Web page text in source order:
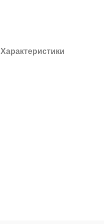
Характеристики